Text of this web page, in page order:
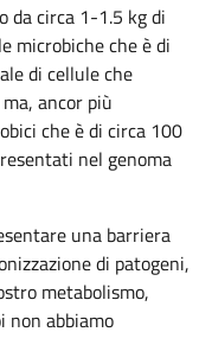
da circa 1-1.5 kg di
microbiche che è di
di cellule che
ancor più
che è di circa 100
nel genoma
una barriera
di patogeni,
metabolismo,
non abbiamo